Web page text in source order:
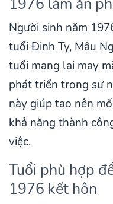
Người sinh năm
tuổi Đinh Tỵ, Mậu
tuổi mang lại may
phát triển trong sự
này giúp tạo nên
khả năng thành
việc.
Tuổi phù hợp
1976 kết hôn